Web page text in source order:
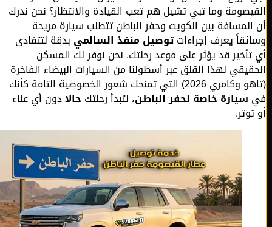
وما تبي تشيل هم تعب القيادة والانتظار؟ نحن ندرك
بين الكويت وحفر الباطن تتطلب سيارة مريحة
يعرف إجراءاتتوصيل منفذ السالميبدقة لتتفادى
قد يؤثر على موعد رحلتك. نحن نوفر لك المسكن
لهذا القلق عبر أسطولنا من السيارات البيضاء الفاخرة
(تاهو وكامري 2026) التي تمنحك شعور الخصوصية التامة كأنك
سيارة خاصة لحفر الباطن، لتبدأ رحلتكحالا دون أي عناء